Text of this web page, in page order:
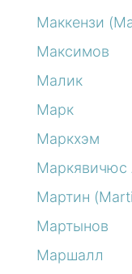
Маккензи
Максимов
Малик
Марк
Маркхэм
Маркявичюс
Мартин
Мартынов
Маршалл